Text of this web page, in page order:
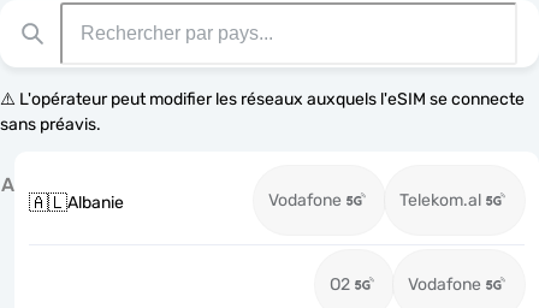
⚠️ L'opérateur peut modifier les réseaux auxquels l'eSIM se connecte
sans préavis.
A
🇦🇱Albanie Vodafone Telekom.al
O2 Vodafone